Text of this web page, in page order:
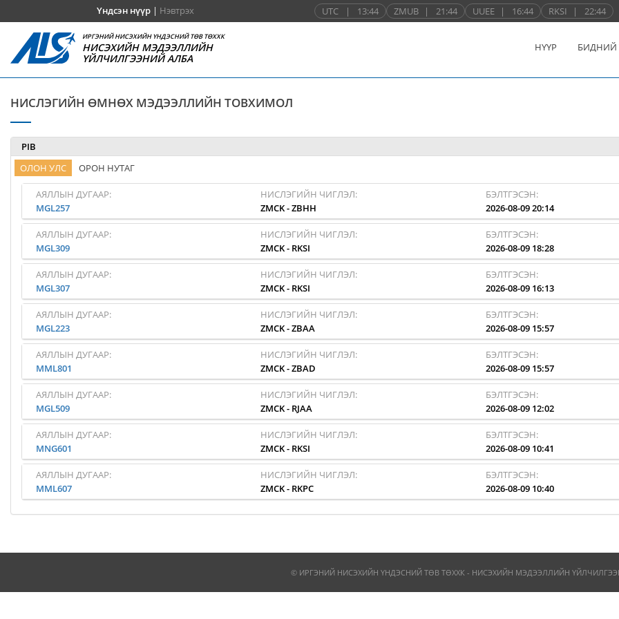
Үндсэн нүүр| Нэвтрэх UTC | 13:44 ZMUB | 21:44 UUEE | 16:44 RKSI | 22:44
ИРГЭНИЙ НИСЭХИЙН ҮНДЭСНИЙ ТӨВ ТӨХХК
НИСЭХИЙН МЭДЭЭЛЛИЙН
ҮЙЛЧИЛГЭЭНИЙ АЛБА
НҮҮР БИДНИЙ
НИСЛЭГИЙН ӨМНӨХ МЭДЭЭЛЛИЙН ТОВХИМОЛ
PIB
ОЛОН УЛС
ОРОН НУТАГ
АЯЛЛЫН ДУГААР:
MGL257
НИСЛЭГИЙН ЧИГЛЭЛ:
ZMCK-ZBHH
БЭЛТГЭСЭН:
2026-08-09 20:14
АЯЛЛЫН ДУГААР:
MGL309
НИСЛЭГИЙН ЧИГЛЭЛ:
ZMCK- RKSI
БЭЛТГЭСЭН:
2026-08-09 18:28
АЯЛЛЫН ДУГААР:
MGL307
НИСЛЭГИЙН ЧИГЛЭЛ:
ZMCK- RKSI
БЭЛТГЭСЭН:
2026-08-09 16:13
АЯЛЛЫН ДУГААР:
MGL223
НИСЛЭГИЙН ЧИГЛЭЛ:
ZMCK-ZBAA
БЭЛТГЭСЭН:
2026-08-09 15:57
АЯЛЛЫН ДУГААР:
MML801
НИСЛЭГИЙН ЧИГЛЭЛ:
ZMCK-ZBAD
БЭЛТГЭСЭН:
2026-08-09 15:57
АЯЛЛЫН ДУГААР:
MGL509
НИСЛЭГИЙН ЧИГЛЭЛ:
ZMCK- RJAA
БЭЛТГЭСЭН:
2026-08-09 12:02
АЯЛЛЫН ДУГААР:
MNG601
НИСЛЭГИЙН ЧИГЛЭЛ:
ZMCK- RKSI
БЭЛТГЭСЭН:
2026-08-09 10:41
АЯЛЛЫН ДУГААР:
MML607
НИСЛЭГИЙН ЧИГЛЭЛ:
ZMCK- RKPC
БЭЛТГЭСЭН:
2026-08-09 10:40
© ИРГЭНИЙ НИСЭХИЙН ҮНДЭСНИЙ ТӨВ ТӨХХК - НИСЭХИЙН МЭДЭЭЛЛИЙН